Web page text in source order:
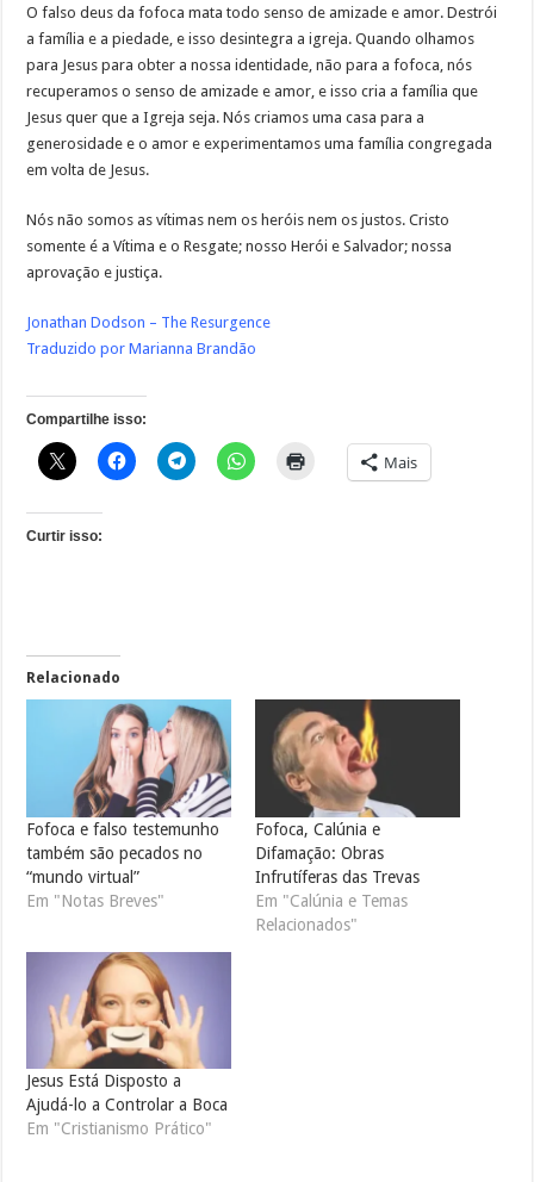
O falso deus da fofoca mata todo senso de amizade e amor. Destrói
a família e a piedade, e isso desintegra a igreja. Quando olhamos
para Jesus para obter a nossa identidade, não para a fofoca, nós
recuperamos o senso de amizade e amor, e isso cria a família que
Jesus quer que a Igreja seja. Nós criamos uma casa para a
generosidade e o amor e experimentamos uma família congregada
em volta de Jesus.
Nós não somos as vítimas nem os heróis nem os justos. Cristo
somente é a Vítima e o Resgate; nosso Herói e Salvador; nossa
aprovação e justiça.
Jonathan Dodson – The Resurgence
Traduzido por Marianna Brandão
Compartilhe isso:
Mais
Curtir isso:
Relacionado
Fofoca e falso testemunho
também são pecados no
“mundo virtual”
Em "Notas Breves"
Fofoca, Calúnia e
Difamação: Obras
Infrutíferas das Trevas
Em "Calúnia e Temas
Relacionados"
Jesus Está Disposto a
Ajudá-lo a Controlar a Boca
Em "Cristianismo Prático"